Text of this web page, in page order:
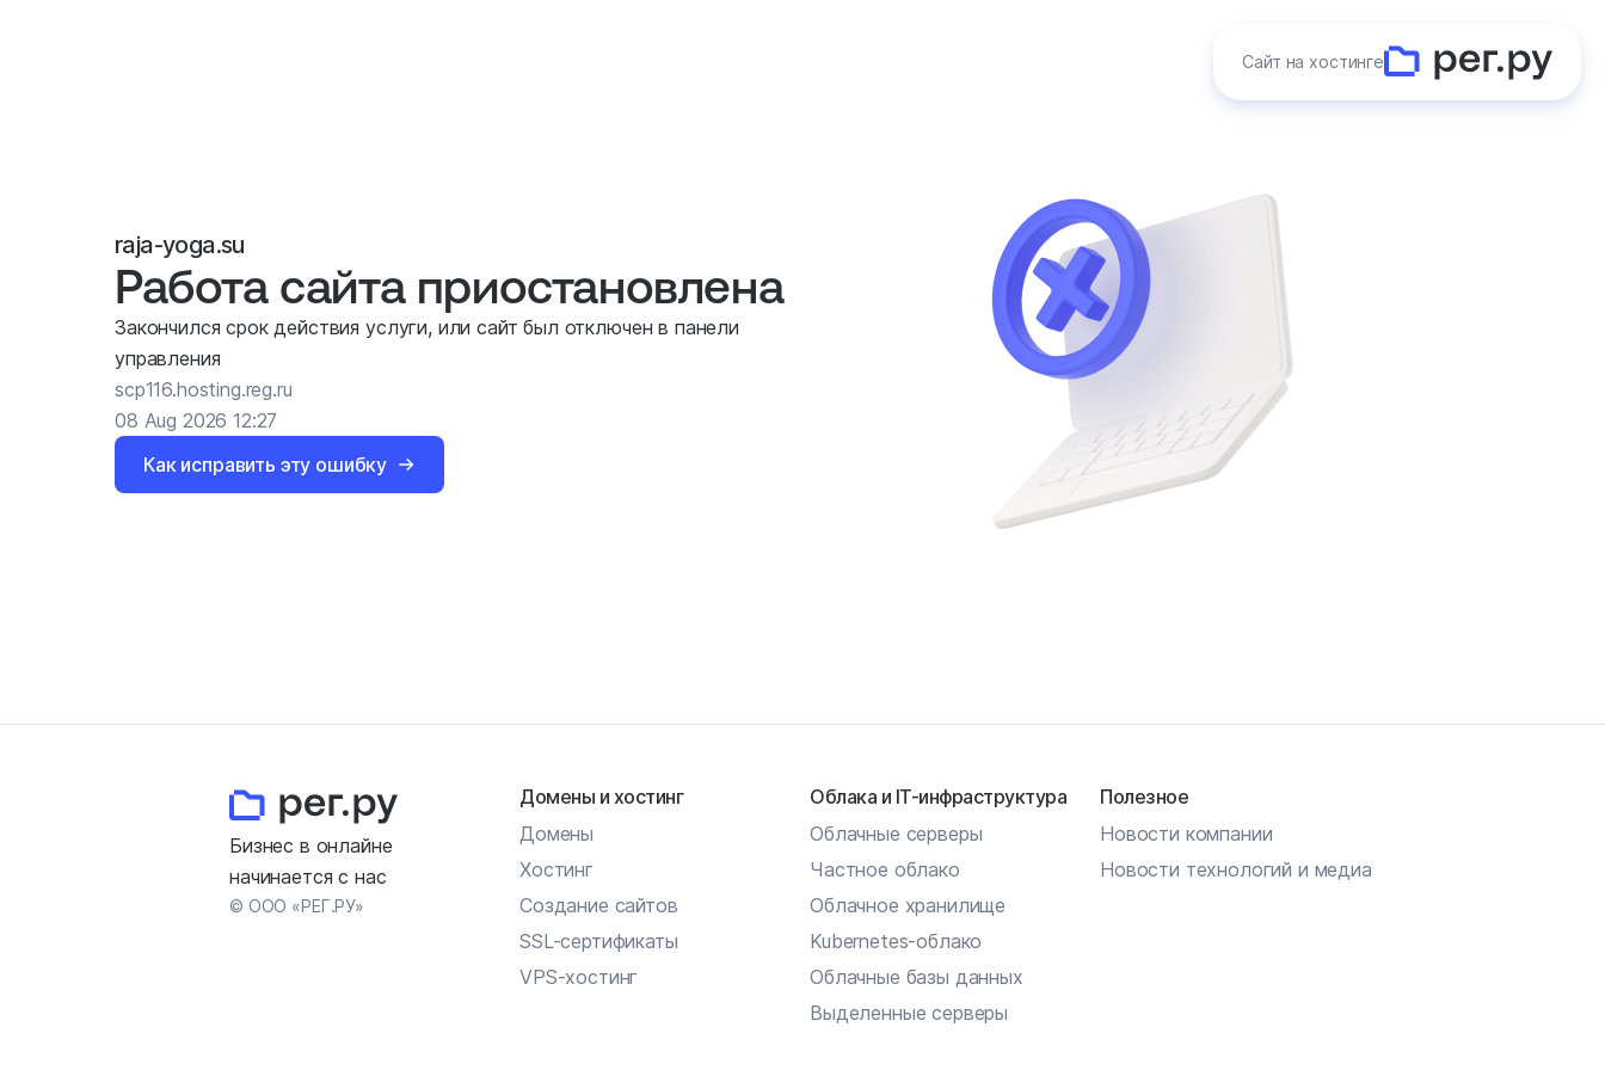
Сайт на хостинге
raja-yoga.su
Работа сайта приостановлена
Закончился срок действия услуги, или сайт был отключен в панели
управления
scp116.hosting.reg.ru
08 Aug 2026 12:27
Как исправить эту ошибку
Бизнес в онлайне
начинается с нас
© ООО «РЕГ.РУ»
Домены и хостинг
Домены
Хостинг
Создание сайтов
SSL-сертификаты
VPS-хостинг
Облака и IT-инфраструктура
Облачные серверы
Частное облако
Облачное хранилище
Kubernetes-облако
Облачные базы данных
Выделенные серверы
Полезное
Новости компании
Новости технологий и медиа